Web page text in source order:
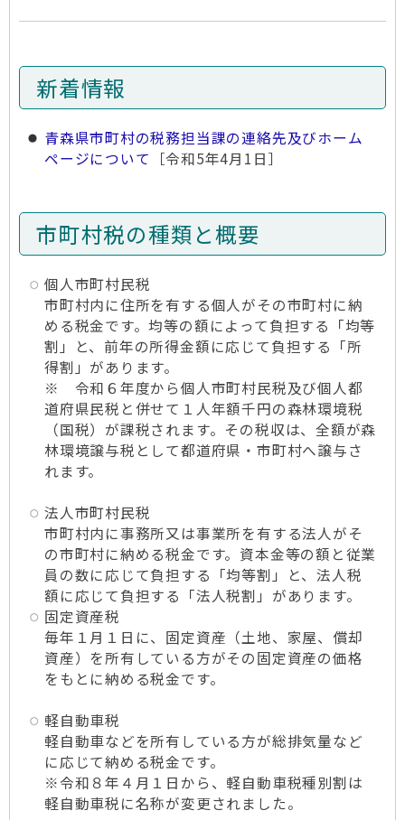
新着情報
青森県市町村の税務担当課の連絡先及びホーム
ページについて
［令和5年4月1日］
市町村税の種類と概要
個人市町村民税
市町村内に住所を有する個人がその市町村に納
める税金です。均等の額によって負担する「均等
割」と、前年の所得金額に応じて負担する「所
得割」があります。
※ 令和６年度から個人市町村民税及び個人都
道府県民税と併せて１人年額千円の森林環境税
（国税）が課税されます。その税収は、全額が森
林環境譲与税として都道府県・市町村へ譲与さ
れます。
法人市町村民税
市町村内に事務所又は事業所を有する法人がそ
の市町村に納める税金です。資本金等の額と従業
員の数に応じて負担する「均等割」と、法人税
額に応じて負担する「法人税割」があります。
固定資産税
毎年１月１日に、固定資産（土地、家屋、償却
資産）を所有している方がその固定資産の価格
をもとに納める税金です。
軽自動車税
軽自動車などを所有している方が総排気量など
に応じて納める税金です。
※令和８年４月１日から、軽自動車税種別割は
軽自動車税に名称が変更されました。